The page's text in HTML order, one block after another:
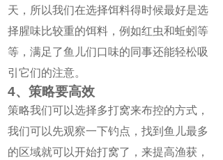
天，所以我们在选择饵料得时候最好是选
择腥味比较重的饵料，例如红虫和蚯蚓等
等，满足了鱼儿们口味的同事还能轻松吸
引它们的注意。
4、策略要高效
策略我们可以选择多打窝来布控的方式，
我们可以先观察一下钓点，找到鱼儿最多
的区域就可以开始打窝了，来提高渔获，